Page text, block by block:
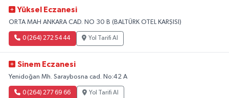
Yüksel Eczanesi
ORTA MAH ANKARA CAD. NO 30 B (BALTÜRK OTEL KARŞISI)
0 (264) 272 54 44 Yol Tarifi Al
Sinem Eczanesi
Yenidoğan Mh. Saraybosna cad. No:42 A
0 (264) 277 69 66 Yol Tarifi Al